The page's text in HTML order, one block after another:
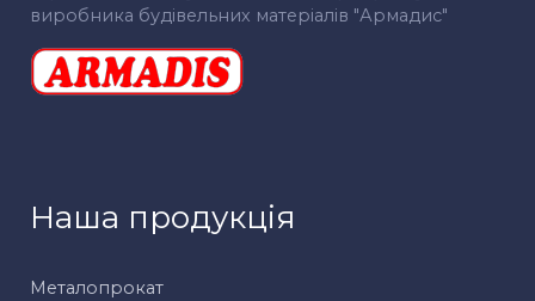
виробника будівельних матеріалів "Армадис"
Наша продукція
Металопрокат